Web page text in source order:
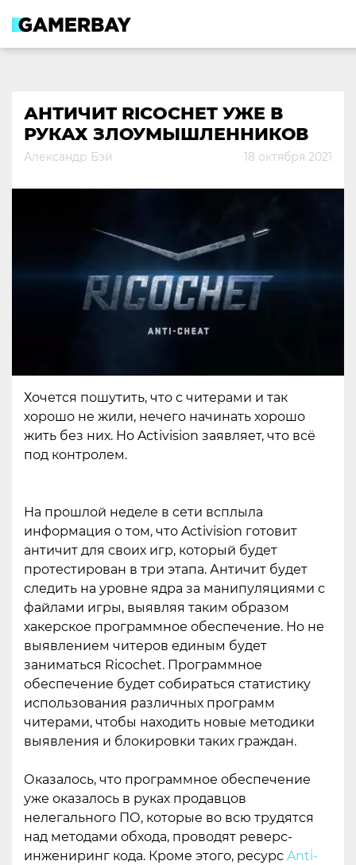
content
АНТИЧИТ RICOCHET УЖЕ В
РУКАХ ЗЛОУМЫШЛЕННИКОВ
Александр Бэй 18 октября 2021
Хочется пошутить, что с читерами и так
хорошо не жили, нечего начинать хорошо
жить без них. Но Activision заявляет, что всё
под контролем.
На прошлой неделе в сети всплыла
информация о том, что Activision готовит
античит для своих игр, который будет
протестирован в три этапа. Античит будет
следить на уровне ядра за манипуляциями с
файлами игры, выявляя таким образом
хакерское программное обеспечение. Но не
выявлением читеров единым будет
заниматься Ricochet. Программное
обеспечение будет собираться статистику
использования различных программ
читерами, чтобы находить новые методики
выявления и блокировки таких граждан.
Оказалось, что программное обеспечение
уже оказалось в руках продавцов
нелегального ПО, которые во всю трудятся
над методами обхода, проводят реверс-
инжениринг кода. Кроме этого, ресурс Anti-